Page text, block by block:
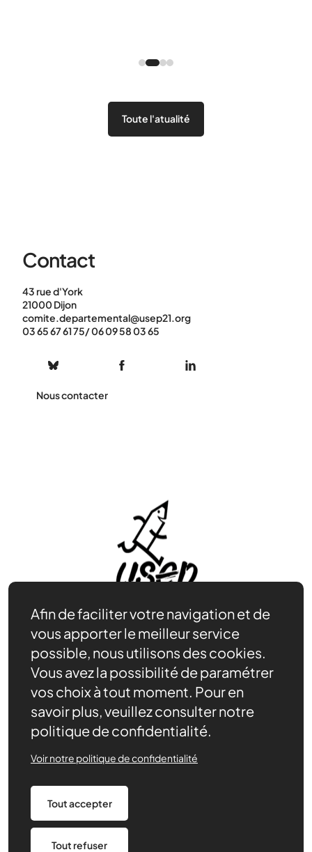
Toute l'atualité
Contact
43 rue d'York
21000 Dijon
comite.departemental@usep21.org
03 65 67 61 75/ 06 09 58 03 65
Nous contacter
Rejoindre l’USEP
Nos ressources
Notre rôle
Actualités
Agenda
Nous trouver
Politique de confidentialité
Afin de faciliter votre navigation et de
vous apporter le meilleur service
possible, nous utilisons des cookies.
Vous avez la possibilité de paramétrer
vos choix à tout moment. Pour en
savoir plus, veuillez consulter notre
politique de confidentialité.
Tout accepter
Tout refuser
Voir notre politique de confidentialité